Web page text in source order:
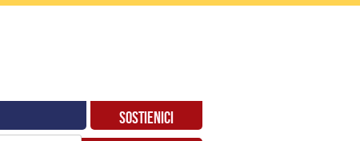
SOSTIENICI